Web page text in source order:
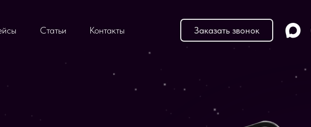
Заказать звонок
Контакты
Cтатьи